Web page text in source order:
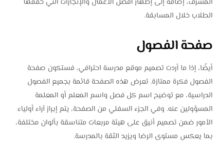
المشرف، إضافة إلى إظهار أفضل الأعمال والإنجازات التي حققها
الطلاب خلال المسابقة.
صفحة الفصول
أيضًا، إذا ما أردت تصميم موقع مدرسة احترافي، فستكون صفحة
الفصول فكرة ممتازة. تعرض هذه الصفحة قائمة بجميع الفصول
الدراسية، مع توضيح اسم كل فصل واسم المعلم أو المعلمة
المسؤولين عنه. وفي الجزء السفلي من الصفحة، يتم إبراز آراء أولياء
الأمور ضمن تصميم أنيق على هيئة مربعات متناسقة بألوان مختلفة،
بما يعكس مستوى الرضا ويزيد الثقة بالمدرسة.